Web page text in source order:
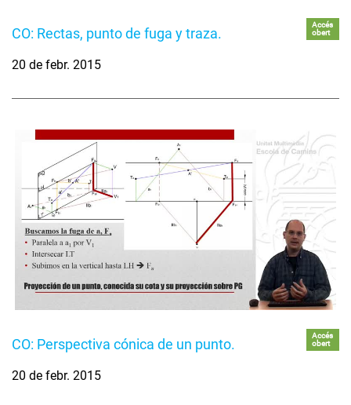
CO: Rectas, punto de fuga y traza.
Accés
obert
20 de febr. 2015
CO: Perspectiva cónica de un punto.
Accés
obert
20 de febr. 2015